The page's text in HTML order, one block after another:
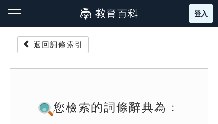
到
主
::: 登入
:::
返回詞條索引
您檢索的詞條辭典為：